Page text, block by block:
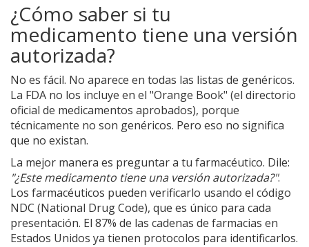
¿Cómo saber si tu
medicamento tiene una versión
autorizada?
No es fácil. No aparece en todas las listas de genéricos.
La FDA no los incluye en el "Orange Book" (el directorio
oficial de medicamentos aprobados), porque
técnicamente no son genéricos. Pero eso no significa
que no existan.
La mejor manera es preguntar a tu farmacéutico. Dile:
"¿Este medicamento tiene una versión autorizada?".
Los farmacéuticos pueden verificarlo usando el código
NDC (National Drug Code), que es único para cada
presentación. El 87% de las cadenas de farmacias en
Estados Unidos ya tienen protocolos para identificarlos.